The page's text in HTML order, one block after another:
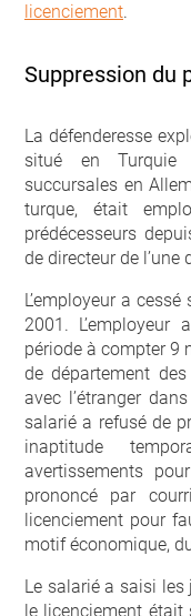
licenciement.
Suppression du
La défenderesse
situé en Turquie
succursales en
turque, était
prédécesseurs
de directeur de l’une
L’employeur a
2001.
période à compter 9
de département
avec l’étranger
salarié a refusé de
inaptitude
avertissements
prononcé par
licenciement pour
motif économique,
Le salarié a saisi
le licenciement était